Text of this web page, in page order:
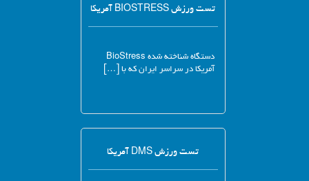
تست ورزش BIOSTRESS آمریکا
دستگاه شناخته شده BioStress
آمریکا در سراسر ایران که با […]
تست ورزش DMS آمریکا